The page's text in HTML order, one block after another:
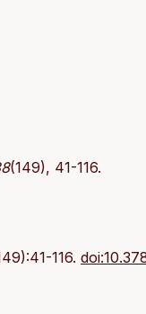
(149), 41-116.
116.